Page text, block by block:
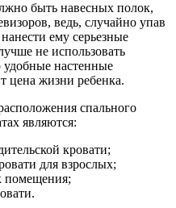
быть навесных полок,
ведь, случайно упав
ему серьезные
не использовать
настенные
цена жизни ребенка.
спального
являются:
кровати;
для взрослых;
помещения;